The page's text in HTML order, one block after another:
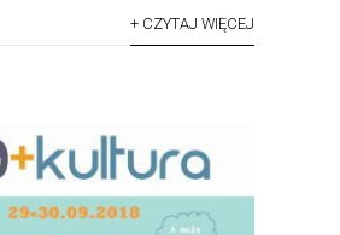
+ CZYTAJ WIĘCEJ